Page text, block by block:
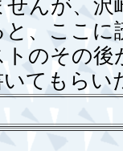
んが、
、ここ
のその
いてもら